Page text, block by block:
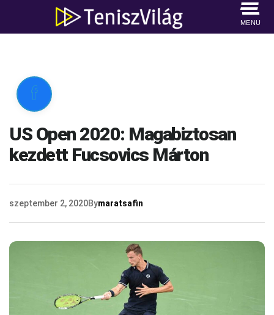
MENU

US Open 2020: Magabiztosan
kezdett Fucsovics Márton
szeptember 2, 2020Bymaratsafin